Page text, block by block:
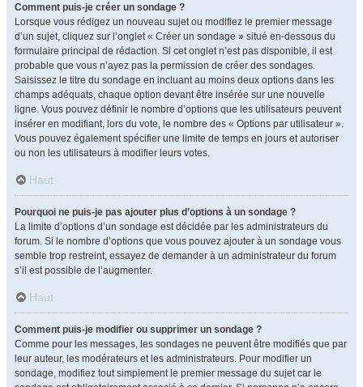
Comment puis-je créer un sondage ?
Lorsque vous rédigez un nouveau sujet ou modifiez le premier message
d’un sujet, cliquez sur l’onglet « Créer un sondage » situé en-dessous du
formulaire principal de rédaction. Si cet onglet n’est pas disponible, il est
probable que vous n’ayez pas la permission de créer des sondages.
Saisissez le titre du sondage en incluant au moins deux options dans les
champs adéquats, chaque option devant être insérée sur une nouvelle
ligne. Vous pouvez définir le nombre d’options que les utilisateurs peuvent
insérer en modifiant, lors du vote, le nombre des « Options par utilisateur ».
Vous pouvez également spécifier une limite de temps en jours et autoriser
ou non les utilisateurs à modifier leurs votes.
Haut
Pourquoi ne puis-je pas ajouter plus d’options à un sondage ?
La limite d’options d’un sondage est décidée par les administrateurs du
forum. Si le nombre d’options que vous pouvez ajouter à un sondage vous
semble trop restreint, essayez de demander à un administrateur du forum
s’il est possible de l’augmenter.
Haut
Comment puis-je modifier ou supprimer un sondage ?
Comme pour les messages, les sondages ne peuvent être modifiés que par
leur auteur, les modérateurs et les administrateurs. Pour modifier un
sondage, modifiez tout simplement le premier message du sujet car le